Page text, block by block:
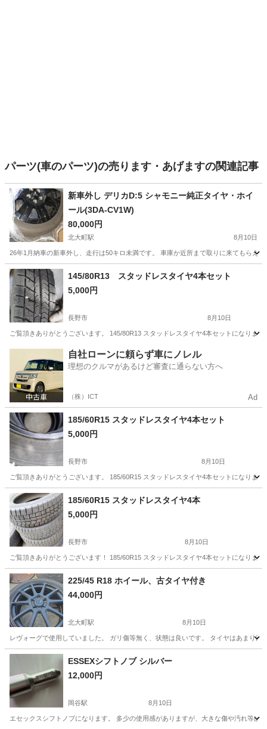
パーツ(車のパーツ)の売ります・あげますの関連記事
新車外し デリカD:5 シャモニー純正タイヤ・ホイ
ール(3DA-CV1W)
80,000円
北大町駅 8月10日
26年1月納車の新車外し、走行は50キロ未満です。 車庫か近所まで取りに来てもらえ
長野 大町市 タイヤ、ホイール シャモニー
145/80R13 スタッドレスタイヤ4本セット
5,000円
長野市 8月10日
ご覧頂きありがとうございます。 145/80R13 スタッドレスタイヤ4本セットになりま
タイヤ、ホイール R13
自社ローンに頼らず車にノレル
理想のクルマがあるけど審査に通らない方へ
（株）ICT Ad
185/60R15 スタッドレスタイヤ4本セット
5,000円
長野市 8月10日
ご覧頂きありがとうございます。 185/60R15 スタッドレスタイヤ4本セットになりま
長野 長野市 タイヤ、ホイール スタッドレスタイヤ
185/60R15 スタッドレスタイヤ4本
5,000円
長野市 8月10日
ご覧頂きありがとうございます！ 185/60R15 スタッドレスタイヤ4本セットになり
長野 長野市 タイヤ、ホイール スタッドレスタイヤ
225/45 R18 ホイール、古タイヤ付き
44,000円
北大町駅 8月10日
レヴォーグで使用していました。 ガリ傷等無く、状態は良いです。 タイヤはあまり溝
長野 大町市 タイヤ、ホイール
ESSEXシフトノブ シルバー
12,000円
岡谷駅 8月10日
エセックスシフトノブになります。 多少の使用感がありますが、大きな傷や汚れ等